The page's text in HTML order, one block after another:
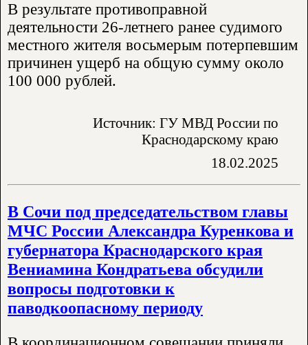
В результате противоправной
деятельности 26-летнего ранее судимого
местного жителя восьмерым потерпевшим
причинен ущерб на общую сумму около
100 000 рублей.
Источник: ГУ МВД России по
Краснодарскому краю
18.02.2025
В Сочи под председательством главы
МЧС России Александра Куренкова и
губернатора Краснодарского края
Вениамина Кондратьева обсудили
вопросы подготовки к
паводкоопасному периоду